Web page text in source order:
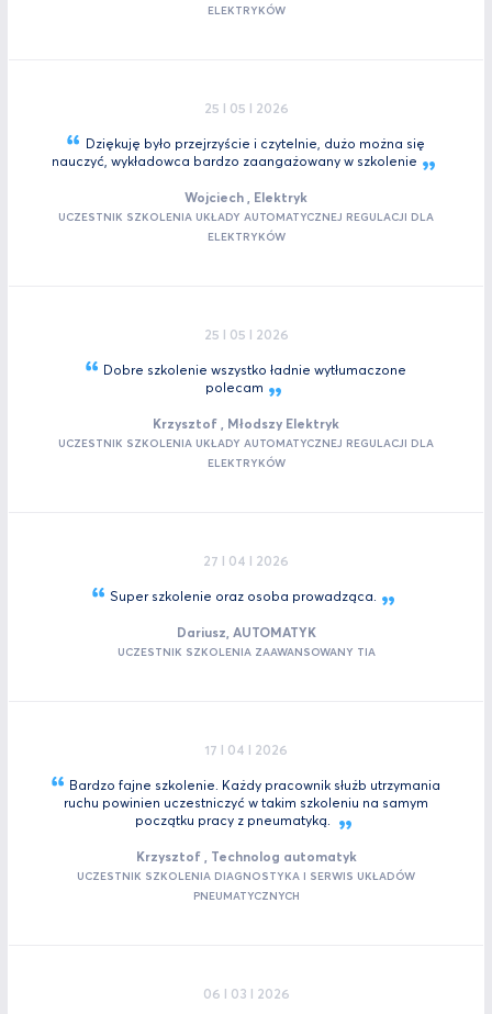
ELEKTRYKÓW
25 I 05 I 2026
Dziękuję było przejrzyście i czytelnie, dużo można się
nauczyć, wykładowca bardzo zaangażowany w szkolenie
Wojciech , Elektryk
UCZESTNIK SZKOLENIA UKŁADY AUTOMATYCZNEJ REGULACJI DLA
ELEKTRYKÓW
25 I 05 I 2026
Dobre szkolenie wszystko ładnie wytłumaczone
polecam
Krzysztof , Młodszy Elektryk
UCZESTNIK SZKOLENIA UKŁADY AUTOMATYCZNEJ REGULACJI DLA
ELEKTRYKÓW
27 I 04 I 2026
Super szkolenie oraz osoba prowadząca.
Dariusz, AUTOMATYK
UCZESTNIK SZKOLENIA ZAAWANSOWANY TIA
17 I 04 I 2026
Bardzo fajne szkolenie. Każdy pracownik służb utrzymania
ruchu powinien uczestniczyć w takim szkoleniu na samym
początku pracy z pneumatyką.
Krzysztof , Technolog automatyk
UCZESTNIK SZKOLENIA DIAGNOSTYKA I SERWIS UKŁADÓW
PNEUMATYCZNYCH
06 I 03 I 2026